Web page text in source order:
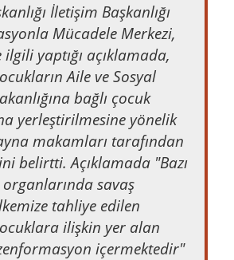
İletişim Başkanlığı
Mücadele Merkezi,
yaptığı açıklamada,
Aile ve Sosyal
bağlı çocuk
yerleştirilmesine yönelik
makamları tarafından
belirtti. Açıklamada "Bazı
organlarında savaş
tahliye edilen
ilişkin yer alan
içermektedir"